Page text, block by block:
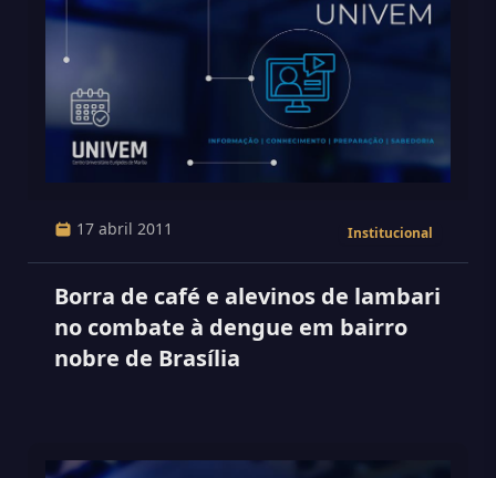
17 abril 2011 Institucional
Borra de café e alevinos de lambari
no combate à dengue em bairro
nobre de Brasília